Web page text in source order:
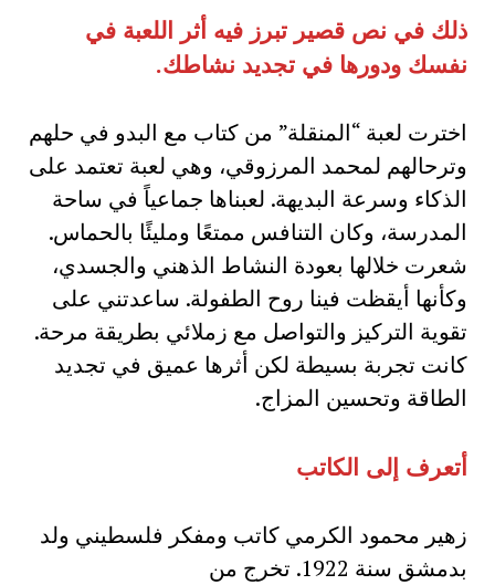
ذلك في نص قصير تبرز فيه أثر اللعبة في
نفسك ودورها في تجديد نشاطك.
اخترت لعبة “المنقلة” من كتاب مع البدو في حلهم
وترحالهم لمحمد المرزوقي، وهي لعبة تعتمد على
الذكاء وسرعة البديهة. لعبناها جماعياً في ساحة
المدرسة، وكان التنافس ممتعًا ومليئًا بالحماس.
شعرت خلالها بعودة النشاط الذهني والجسدي،
وكأنها أيقظت فينا روح الطفولة. ساعدتني على
تقوية التركيز والتواصل مع زملائي بطريقة مرحة.
كانت تجربة بسيطة لكن أثرها عميق في تجديد
الطاقة وتحسين المزاج.
أتعرف إلى الكاتب
زهير محمود الكرمي كاتب ومفكر فلسطيني ولد
بدمشق سنة 1922. تخرج من